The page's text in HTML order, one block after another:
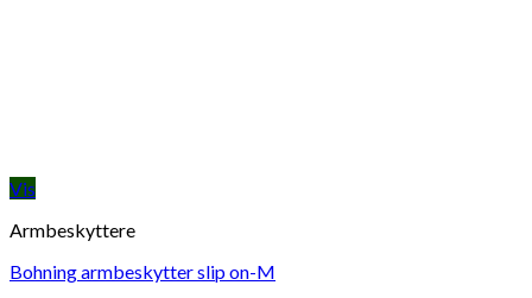
Vis
Armbeskyttere
Bohning armbeskytter slip on-M